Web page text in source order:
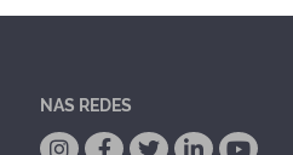
NAS REDES